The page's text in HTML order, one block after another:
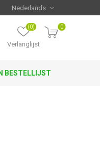
Verlanglijst
(0) 0
BESTELLIJST